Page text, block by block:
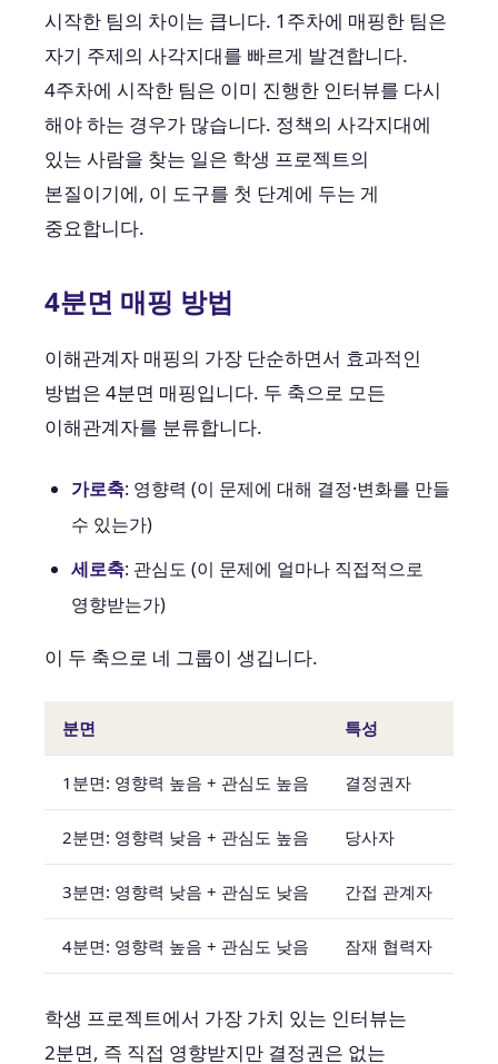
시작한 팀의 차이는 큽니다. 1주차에 매핑한 팀은
자기 주제의 사각지대를 빠르게 발견합니다.
4주차에 시작한 팀은 이미 진행한 인터뷰를 다시
해야 하는 경우가 많습니다. 정책의 사각지대에
있는 사람을 찾는 일은 학생 프로젝트의
본질이기에, 이 도구를 첫 단계에 두는 게
중요합니다.
4분면 매핑 방법
이해관계자 매핑의 가장 단순하면서 효과적인
방법은 4분면 매핑입니다. 두 축으로 모든
이해관계자를 분류합니다.
가로축: 영향력 (이 문제에 대해 결정·변화를 만들
수 있는가)
세로축: 관심도 (이 문제에 얼마나 직접적으로
영향받는가)
이 두 축으로 네 그룹이 생깁니다.
분면 특성
1분면: 영향력 높음 + 관심도 높음 결정권자
2분면: 영향력 낮음 + 관심도 높음 당사자
3분면: 영향력 낮음 + 관심도 낮음 간접 관계자
4분면: 영향력 높음 + 관심도 낮음 잠재 협력자
학생 프로젝트에서 가장 가치 있는 인터뷰는
2분면, 즉 직접 영향받지만 결정권은 없는